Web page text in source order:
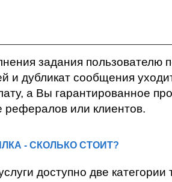
задания пользователю
и дубликат сообщения
а Вы гарантированное
рефералов или клиентов.
- СКОЛЬКО СТОИТ?
доступно две категории